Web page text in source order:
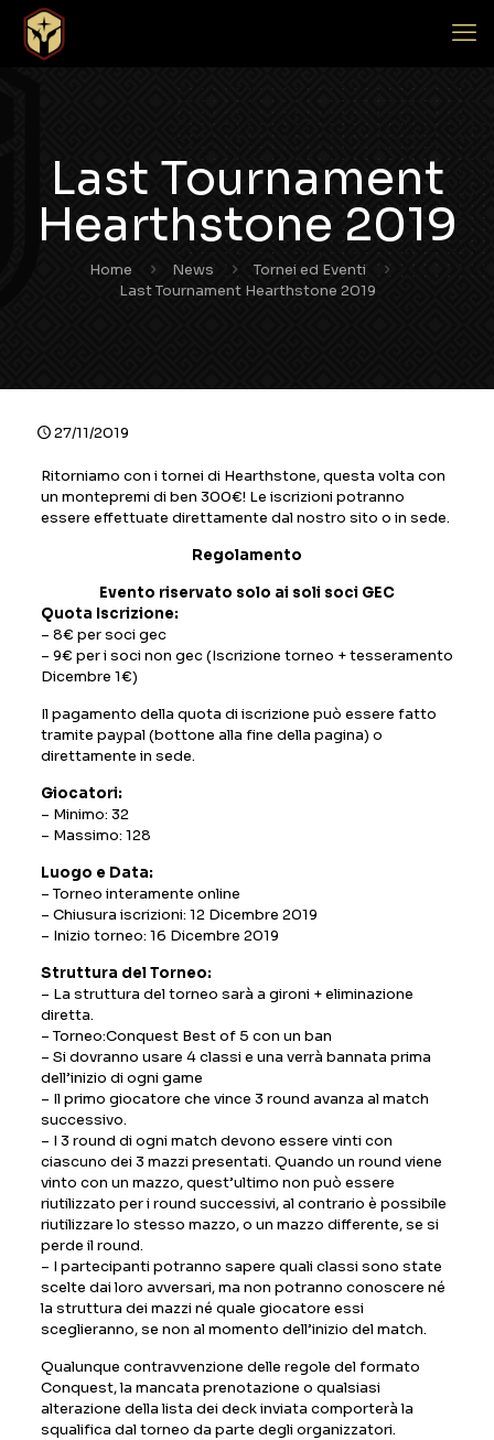
Last Tournament
Hearthstone 2019
Home News
Tornei ed Eventi
Last Tournament Hearthstone 2019
27/11/2019
Ritorniamo con i tornei di Hearthstone, questa volta con
un montepremi di ben 300€! Le iscrizioni potranno
essere effettuate direttamente dal nostro sito o in sede.
Regolamento
Evento riservato solo ai soli soci GEC
Quota Iscrizione:
– 8€ per soci gec
– 9€ per i soci non gec (Iscrizione torneo + tesseramento
Dicembre 1€)
Il pagamento della quota di iscrizione può essere fatto
tramite paypal (bottone alla fine della pagina) o
direttamente in sede.
Giocatori:
– Minimo: 32
– Massimo: 128
Luogo e Data:
– Torneo interamente online
– Chiusura iscrizioni: 12 Dicembre 2019
– Inizio torneo: 16 Dicembre 2019
Struttura del Torneo:
– La struttura del torneo sarà a gironi + eliminazione
diretta.
– Torneo:Conquest Best of 5 con un ban
– Si dovranno usare 4 classi e una verrà bannata prima
dell’inizio di ogni game
– Il primo giocatore che vince 3 round avanza al match
successivo.
– I 3 round di ogni match devono essere vinti con
ciascuno dei 3 mazzi presentati. Quando un round viene
vinto con un mazzo, quest’ultimo non può essere
riutilizzato per i round successivi, al contrario è possibile
riutilizzare lo stesso mazzo, o un mazzo differente, se si
perde il round.
– I partecipanti potranno sapere quali classi sono state
scelte dai loro avversari, ma non potranno conoscere né
la struttura dei mazzi né quale giocatore essi
sceglieranno, se non al momento dell’inizio del match.
Qualunque contravvenzione delle regole del formato
Conquest, la mancata prenotazione o qualsiasi
alterazione della lista dei deck inviata comporterà la
squalifica dal torneo da parte degli organizzatori.